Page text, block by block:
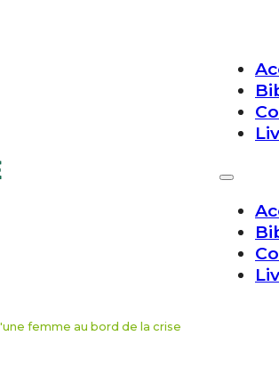
femme au bord de la crise